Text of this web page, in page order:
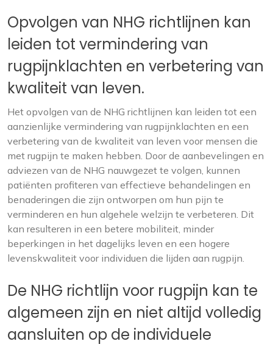
Opvolgen van NHG richtlijnen kan
leiden tot vermindering van
rugpijnklachten en verbetering van
kwaliteit van leven.
Het opvolgen van de NHG richtlijnen kan leiden tot een
aanzienlijke vermindering van rugpijnklachten en een
verbetering van de kwaliteit van leven voor mensen die
met rugpijn te maken hebben. Door de aanbevelingen en
adviezen van de NHG nauwgezet te volgen, kunnen
patiënten profiteren van effectieve behandelingen en
benaderingen die zijn ontworpen om hun pijn te
verminderen en hun algehele welzijn te verbeteren. Dit
kan resulteren in een betere mobiliteit, minder
beperkingen in het dagelijks leven en een hogere
levenskwaliteit voor individuen die lijden aan rugpijn.
De NHG richtlijn voor rugpijn kan te
algemeen zijn en niet altijd volledig
aansluiten op de individuele